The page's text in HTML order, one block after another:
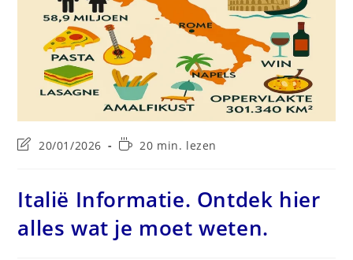
Laatste
bericht:
20/01/2026 Leestijd:
20 min. lezen
Italië Informatie. Ontdek hier
alles wat je moet weten.